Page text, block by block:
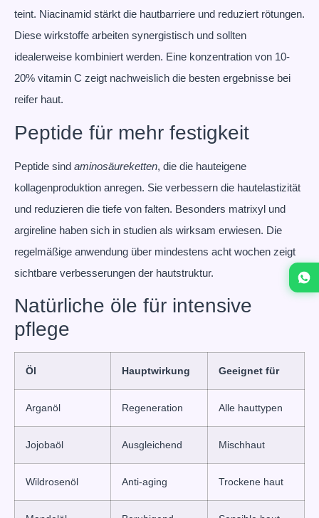
teint. Niacinamid stärkt die hautbarriere und reduziert rötungen.
Diese wirkstoffe arbeiten synergistisch und sollten
idealerweise kombiniert werden. Eine konzentration von 10-
20% vitamin C zeigt nachweislich die besten ergebnisse bei
reifer haut.
Peptide für mehr festigkeit
Peptide sind aminosäureketten, die die hauteigene
kollagenproduktion anregen. Sie verbessern die hautelastizität
und reduzieren die tiefe von falten. Besonders matrixyl und
argireline haben sich in studien als wirksam erwiesen. Die
regelmäßige anwendung über mindestens acht wochen zeigt
sichtbare verbesserungen der hautstruktur.
Natürliche öle für intensive
pflege
Öl Hauptwirkung Geeignet für
Arganöl Regeneration Alle hauttypen
Jojobaöl Ausgleichend Mischhaut
Wildrosenöl Anti-aging Trockene haut